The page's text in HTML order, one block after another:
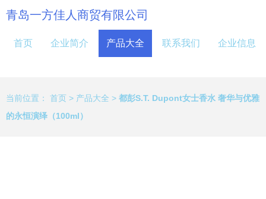
青岛一方佳人商贸有限公司
首页 企业简介 产品大全 联系我们 企业信息
当前位置： 首页 > 产品大全 > 都彭S.T. Dupont女士香水 奢华与优雅
的永恒演绎（100ml）